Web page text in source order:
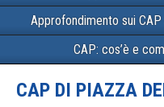
Approfondimento sui
CAP: cos’è e
CAP DI PIAZZA